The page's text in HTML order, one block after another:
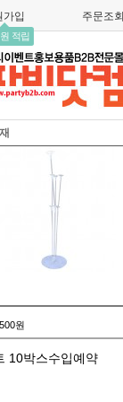
가입
적립
주문조회
원
10박스수입예약